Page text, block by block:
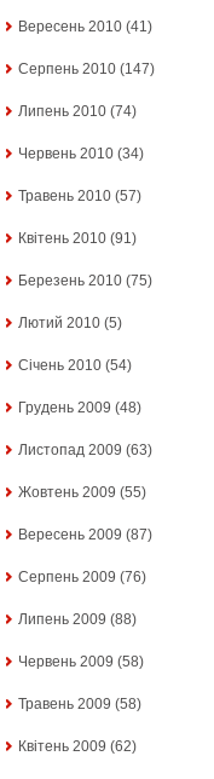
Вересень 2010 (41)
Серпень 2010 (147)
Липень 2010 (74)
Червень 2010 (34)
Травень 2010 (57)
Квітень 2010 (91)
Березень 2010 (75)
Лютий 2010 (5)
Січень 2010 (54)
Грудень 2009 (48)
Листопад 2009 (63)
Жовтень 2009 (55)
Вересень 2009 (87)
Серпень 2009 (76)
Липень 2009 (88)
Червень 2009 (58)
Травень 2009 (58)
Квітень 2009 (62)